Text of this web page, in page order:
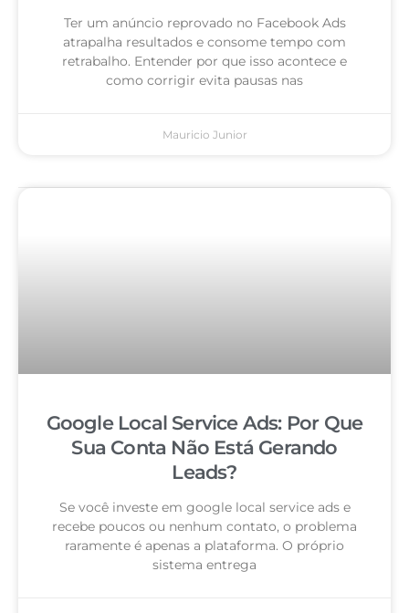
Ter um anúncio reprovado no Facebook Ads
atrapalha resultados e consome tempo com
retrabalho. Entender por que isso acontece e
como corrigir evita pausas nas
Mauricio Junior
Google Local Service Ads: Por Que
Sua Conta Não Está Gerando
Leads?
Se você investe em google local service ads e
recebe poucos ou nenhum contato, o problema
raramente é apenas a plataforma. O próprio
sistema entrega